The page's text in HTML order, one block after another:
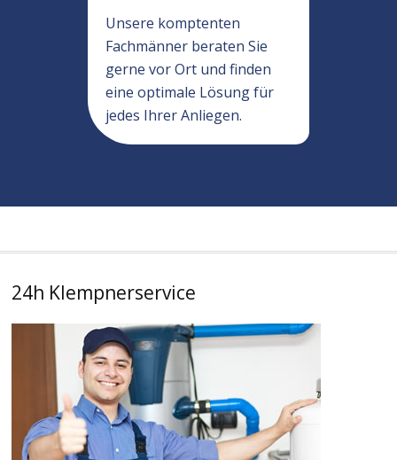
Unsere komptenten
Fachmänner beraten Sie
gerne vor Ort und finden
eine optimale Lösung für
jedes Ihrer Anliegen.
24h Klempnerservice